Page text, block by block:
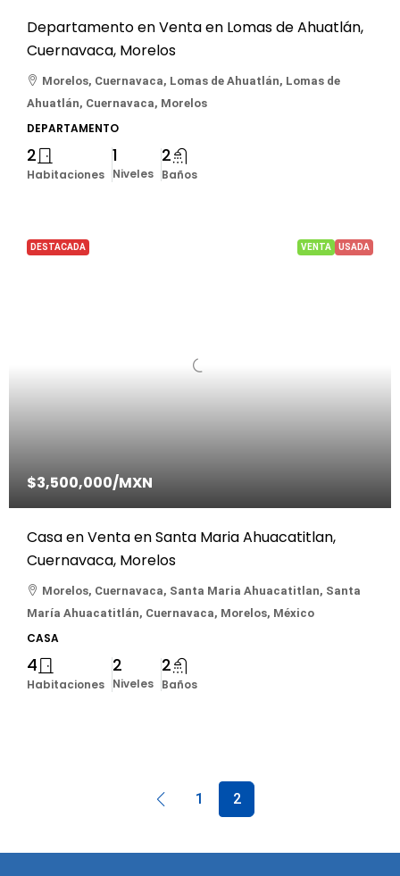
Departamento en Venta en Lomas de Ahuatlán,
Cuernavaca, Morelos
Morelos, Cuernavaca, Lomas de Ahuatlán, Lomas de
Ahuatlán, Cuernavaca, Morelos
DEPARTAMENTO
2
Habitaciones
1
Niveles
2
Baños
DESTACADA VENTA USADA
$3,500,000/MXN
Casa en Venta en Santa Maria Ahuacatitlan,
Cuernavaca, Morelos
Morelos, Cuernavaca, Santa Maria Ahuacatitlan, Santa
María Ahuacatitlán, Cuernavaca, Morelos, México
CASA
4
Habitaciones
2
Niveles
2
Baños
1 2